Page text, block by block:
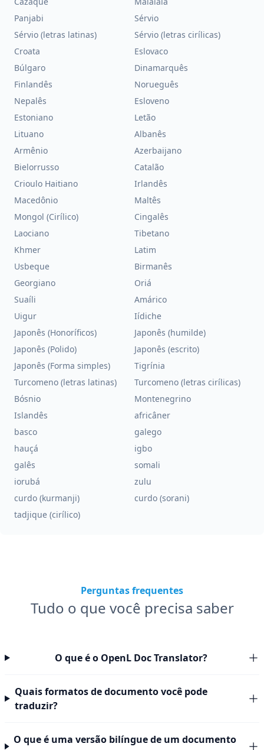
Panjabi
Sérvio
Sérvio (letras latinas)
Sérvio (letras cirílicas)
Croata
Eslovaco
Búlgaro
Dinamarquês
Finlandês
Norueguês
Nepalês
Esloveno
Estoniano
Letão
Lituano
Albanês
Armênio
Azerbaijano
Bielorrusso
Catalão
Crioulo Haitiano
Irlandês
Macedônio
Maltês
Mongol (Cirílico)
Cingalês
Laociano
Tibetano
Khmer
Latim
Usbeque
Birmanês
Georgiano
Oriá
Suaíli
Amárico
Uigur
Iídiche
Japonês (Honoríficos)
Japonês (humilde)
Japonês (Polido)
Japonês (escrito)
Japonês (Forma simples)
Tigrínia
Turcomeno (letras latinas)
Turcomeno (letras cirílicas)
Bósnio
Montenegrino
Islandês
africâner
basco
galego
hauçá
igbo
galês
somali
iorubá
zulu
curdo (kurmanji)
curdo (sorani)
tadjique (cirílico)
Perguntas frequentes
Tudo o que você precisa saber
O que é o OpenL Doc Translator?
Quais formatos de documento você pode
traduzir?
O que é uma versão bilíngue de um documento